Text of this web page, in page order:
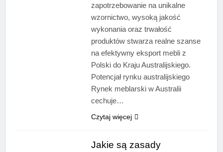
zapotrzebowanie na unikalne
wzornictwo, wysoką jakość
wykonania oraz trwałość
produktów stwarza realne szanse
na efektywny eksport mebli z
Polski do Kraju Australijskiego.
Potencjał rynku australijskiego
Rynek meblarski w Australii
cechuje…
Czytaj więcej
Jakie są zasady